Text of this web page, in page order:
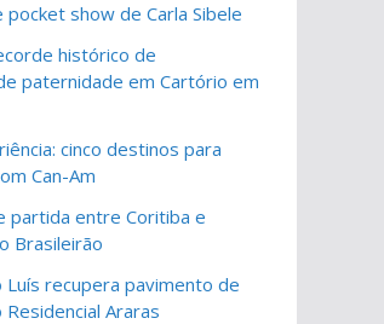
pocket show de Carla Sibele
histórico de
paternidade em Cartório em
cinco destinos para
Can-Am
partida entre Coritiba e
Brasileirão
Luís recupera pavimento de
Araras